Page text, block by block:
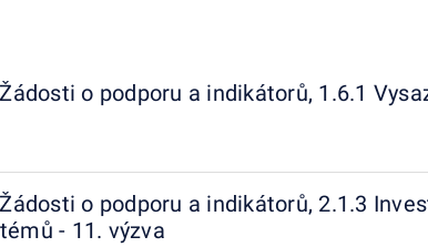
o podporu a indikátorů, 1.6.1
o podporu a indikátorů, 2.1.3
- 11. výzva